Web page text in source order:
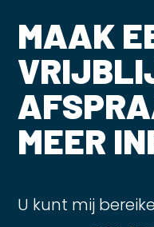
MAAK
MEER
U kunt mij